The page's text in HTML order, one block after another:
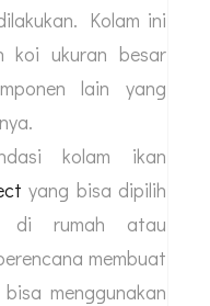
Kolam ini
koi ukuran besar
lain yang
kolam ikan
yang bisa dipilih
di rumah atau
membuat
menggunakan